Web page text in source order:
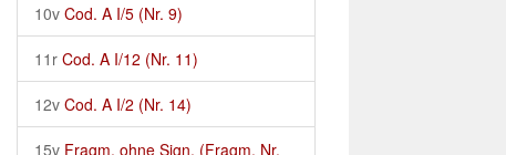
10v Cod. A I/5 (Nr. 9)
11r Cod. A I/12 (Nr. 11)
12v Cod. A I/2 (Nr. 14)
15v Fragm. ohne Sign. (Fragm. Nr.